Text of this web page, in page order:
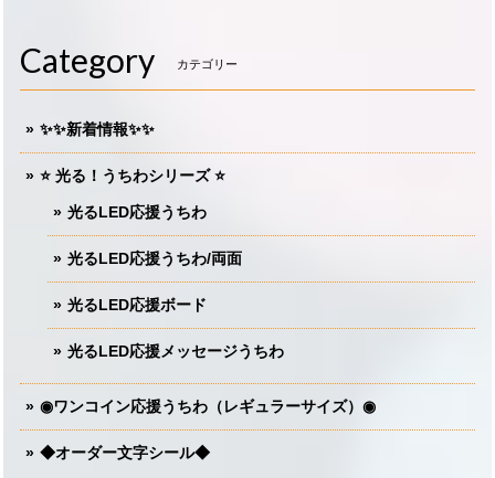
Category カテゴリー
✨✨新着情報✨✨
⭐️ 光る！うちわシリーズ ⭐️
光るLED応援うちわ
光るLED応援うちわ/両面
光るLED応援ボード
光るLED応援メッセージうちわ
◉ワンコイン応援うちわ（レギュラーサイズ）◉
◆オーダー文字シール◆